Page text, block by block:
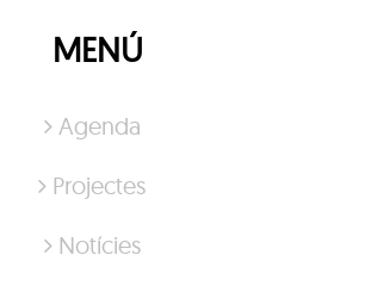
MENÚ
Agenda
Projectes
Notícies